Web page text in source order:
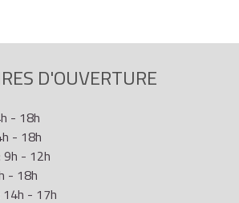
D'OUVERTURE
- 18h
- 18h
9h - 12h
- 18h
14h - 17h